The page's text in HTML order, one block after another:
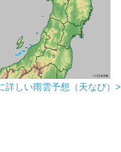
詳しい雨雲予想（天なび）>